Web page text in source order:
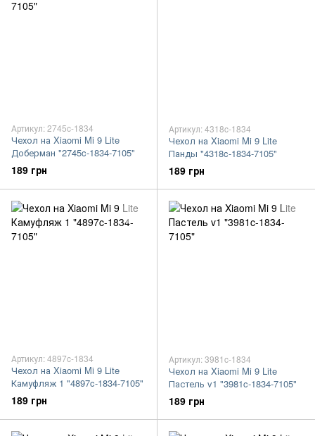
Артикул: 2745c-1834
Чехол на Xiaomi Mi 9 Lite
Доберман "2745c-1834-7105"
189 грн
Артикул: 4318c-1834
Чехол на Xiaomi Mi 9 Lite
Панды "4318c-1834-7105"
189 грн
Артикул: 4897c-1834
Чехол на Xiaomi Mi 9 Lite
Камуфляж 1 "4897c-1834-7105"
189 грн
Артикул: 3981c-1834
Чехол на Xiaomi Mi 9 Lite
Пастель v1 "3981c-1834-7105"
189 грн